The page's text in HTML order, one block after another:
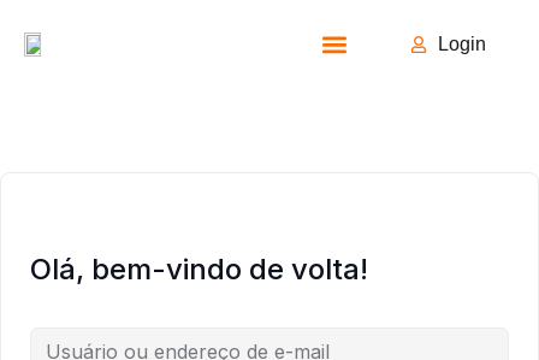
Login
Olá, bem-vindo de volta!